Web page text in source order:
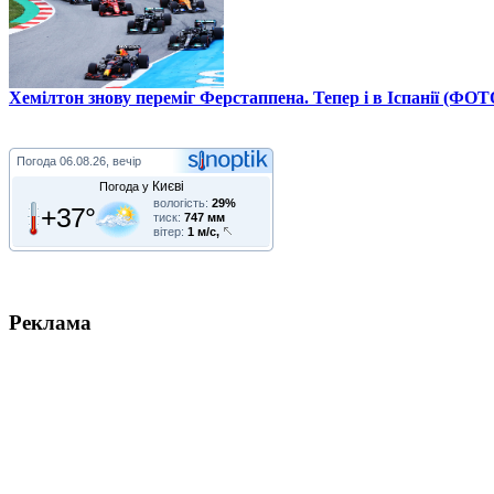
Хемілтон знову переміг Ферстаппена. Тепер і в Іспанії
Погода 06.08.26, вечір
Погода у Києві
+37° вологість: 29%
тиск: 747 мм
вітер: 1 м/с,
Реклама